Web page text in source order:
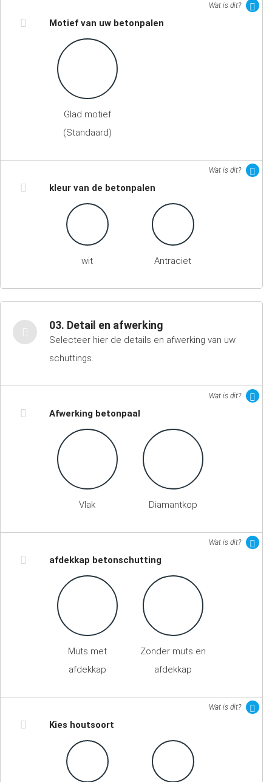
Wat is dit?
Motief van uw betonpalen
Glad motief
(Standaard)
Wat is dit?
kleur van de betonpalen
wit Antraciet
03. Detail en afwerking
Selecteer hier de details en afwerking van uw
schuttings.
Wat is dit?
Afwerking betonpaal
Vlak Diamantkop
Wat is dit?
afdekkap betonschutting
Muts met
afdekkap
Zonder muts en
afdekkap
Wat is dit?
Kies houtsoort